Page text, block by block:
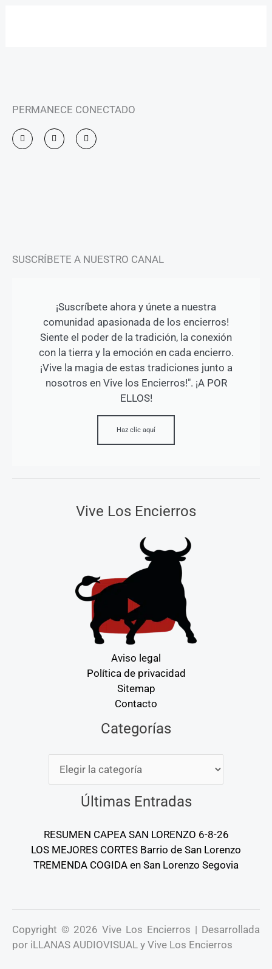
PERMANECE CONECTADO
I
n
s
F
a
c
Y
o
u
SUSCRÍBETE A NUESTRO CANAL
¡Suscríbete ahora y únete a nuestra
comunidad apasionada de los encierros!
Siente el poder de la tradición, la conexión
con la tierra y la emoción en cada encierro.
¡Vive la magia de estas tradiciones junto a
nosotros en Vive los Encierros!". ¡A POR
ELLOS!
Haz clic aquí
Vive Los Encierros
Aviso legal
Política de privacidad
Sitemap
Contacto
Categorías
Últimas Entradas
RESUMEN CAPEA SAN LORENZO 6-8-26
LOS MEJORES CORTES Barrio de San Lorenzo
TREMENDA COGIDA en San Lorenzo Segovia
Copyright © 2026 Vive Los Encierros | Desarrollada
por iLLANAS AUDIOVISUAL y Vive Los Encierros